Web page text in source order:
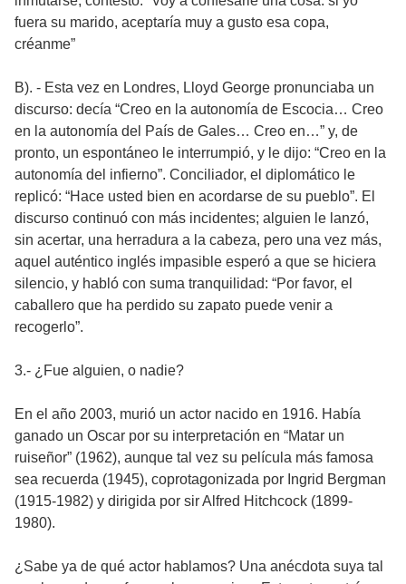
fuera su marido, aceptaría muy a gusto esa copa,
créanme”
B). - Esta vez en Londres, Lloyd George pronunciaba un
discurso: decía “Creo en la autonomía de Escocia… Creo
en la autonomía del País de Gales… Creo en…” y, de
pronto, un espontáneo le interrumpió, y le dijo: “Creo en la
autonomía del infierno”. Conciliador, el diplomático le
replicó: “Hace usted bien en acordarse de su pueblo”. El
discurso continuó con más incidentes; alguien le lanzó,
sin acertar, una herradura a la cabeza, pero una vez más,
aquel auténtico inglés impasible esperó a que se hiciera
silencio, y habló con suma tranquilidad: “Por favor, el
caballero que ha perdido su zapato puede venir a
recogerlo”.
3.- ¿Fue alguien, o nadie?
En el año 2003, murió un actor nacido en 1916. Había
ganado un Oscar por su interpretación en “Matar un
ruiseñor” (1962), aunque tal vez su película más famosa
sea recuerda (1945), coprotagonizada por Ingrid Bergman
(1915-1982) y dirigida por sir Alfred Hitchcock (1899-
1980).
¿Sabe ya de qué actor hablamos? Una anécdota suya tal